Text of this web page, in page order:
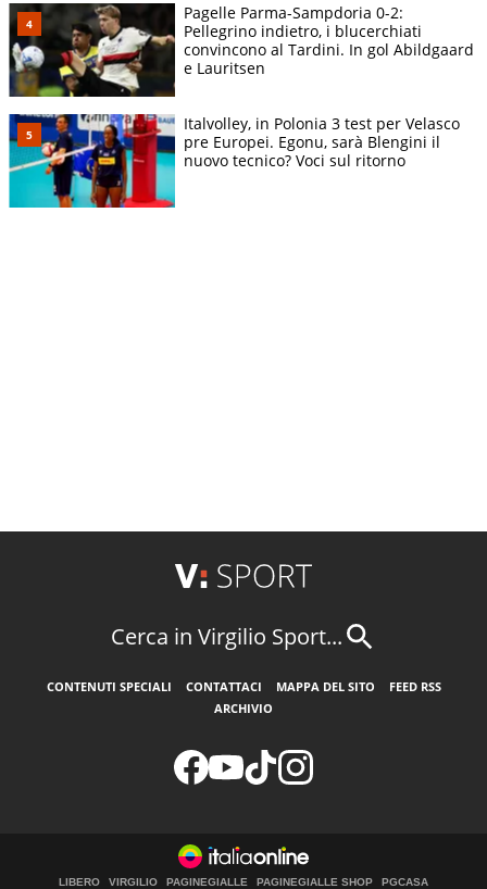
Pagelle Parma-Sampdoria 0-2:
Pellegrino indietro, i blucerchiati
convincono al Tardini. In gol Abildgaard
e Lauritsen
Italvolley, in Polonia 3 test per Velasco
pre Europei. Egonu, sarà Blengini il
nuovo tecnico? Voci sul ritorno
Cerca in Virgilio Sport...
CONTENUTI SPECIALI CONTATTACI MAPPA DEL SITO
FEED RSS
ARCHIVIO
LIBERO VIRGILIO PAGINEGIALLE PAGINEGIALLE SHOP PGCASA